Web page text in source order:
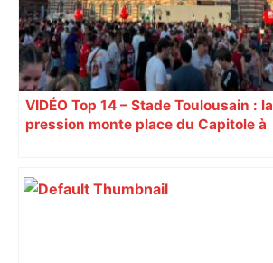
postes" – ladepeche.fr
VIDÉO Top 14 – Stade Toulousain : la
pression monte place du Capitole à